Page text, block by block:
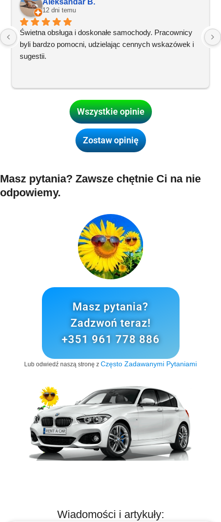
12 dni temu
Świetna obsługa i doskonałe samochody. Pracownicy
byli bardzo pomocni, udzielając cennych wskazówek i
sugestii.
Wszystkie opinie
Zostaw opinię
Masz pytania? Zawsze chętnie Ci na nie
odpowiemy.
Masz pytania?
Zadzwoń teraz!
+351 961 778 886
Lub odwiedź naszą stronę z Często Zadawanymi Pytaniami
Wiadomości i artykuły: